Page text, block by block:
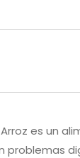
Arroz es un
problemas